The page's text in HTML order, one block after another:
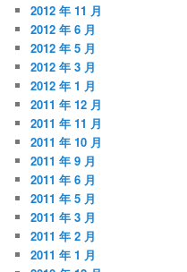
2012 年 11 月
2012 年 6 月
2012 年 5 月
2012 年 3 月
2012 年 1 月
2011 年 12 月
2011 年 11 月
2011 年 10 月
2011 年 9 月
2011 年 6 月
2011 年 5 月
2011 年 3 月
2011 年 2 月
2011 年 1 月